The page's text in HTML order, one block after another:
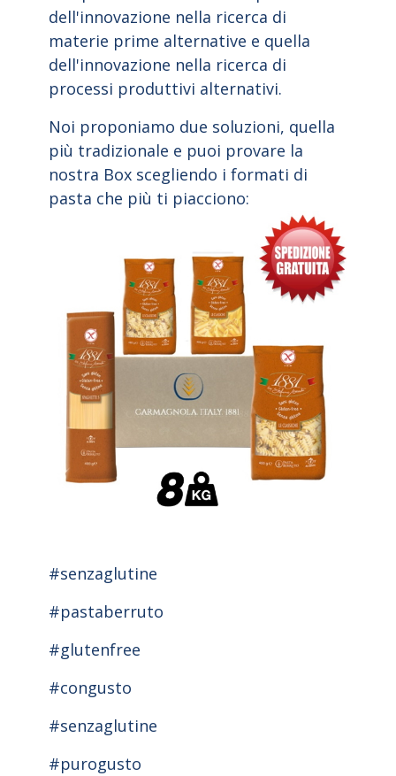
dell'innovazione nella ricerca di
materie prime alternative e quella
dell'innovazione nella ricerca di
processi produttivi alternativi.
Noi proponiamo due soluzioni, quella
più tradizionale e puoi provare la
nostra Box scegliendo i formati di
pasta che più ti piacciono:
#senzaglutine
#pastaberruto
#glutenfree
#congusto
#senzaglutine
#purogusto